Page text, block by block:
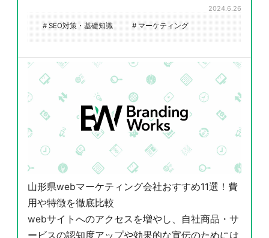
2024.6.26
# SEO対策・基礎知識 # マーケティング
山形県webマーケティング会社おすすめ11選！費
用や特徴を徹底比較
webサイトへのアクセスを増やし、自社商品・サ
ービスの認知度アップや効果的な宣伝のためには
047-114-3111 平日 AM9:30~PM8:00
お問い合わせ
申し込み